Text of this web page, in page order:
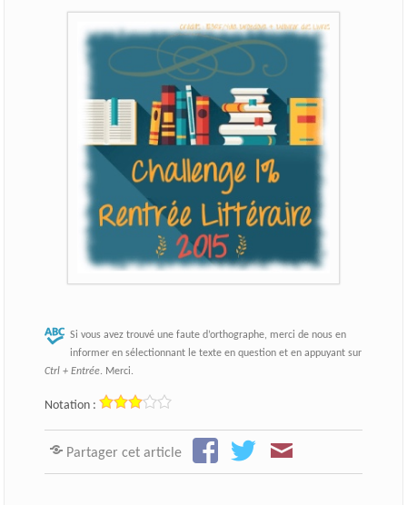
Si vous avez trouvé une faute d’orthographe, merci de nous en
informer en sélectionnant le texte en question et en appuyant sur
Ctrl + Entrée. Merci.
Notation :
Partager cet article